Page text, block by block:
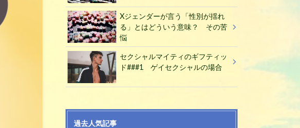
Xジェンダーが言う「性別が揺れ
る」とはどういう意味？ その苦
悩
セクシャルマイティのギフティッ
ド###1 ゲイセクシャルの場合
過去人気記事